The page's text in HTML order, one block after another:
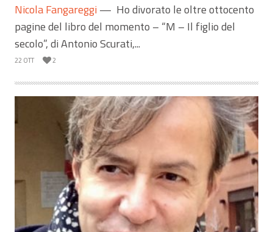
Nicola Fangareggi — Ho divorato le oltre ottocento
pagine del libro del momento – “M – Il figlio del
secolo”, di Antonio Scurati,...
22 OTT 2